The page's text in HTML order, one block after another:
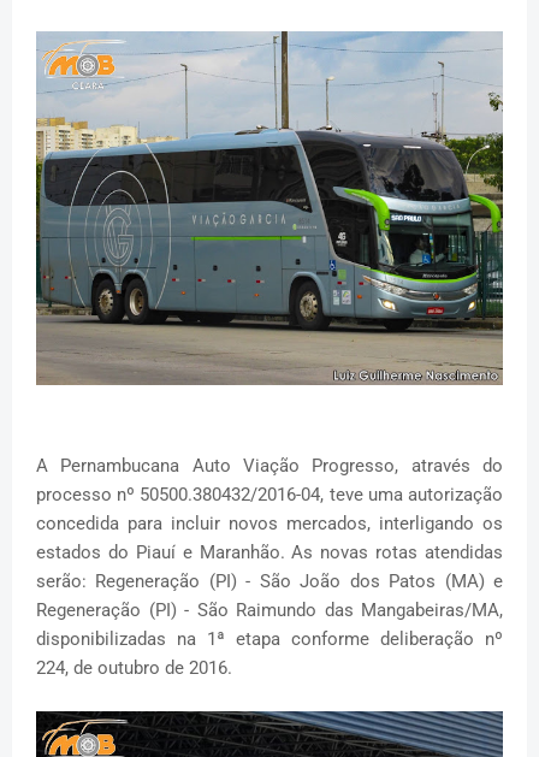
A Pernambucana Auto Viação Progresso, através do
processo nº 50500.380432/2016-04, teve uma autorização
concedida para incluir novos mercados, interligando os
estados do Piauí e Maranhão. As novas rotas atendidas
serão: Regeneração (PI) - São João dos Patos (MA) e
Regeneração (PI) - São Raimundo das Mangabeiras/MA,
disponibilizadas na 1ª etapa conforme deliberação nº
224, de outubro de 2016.